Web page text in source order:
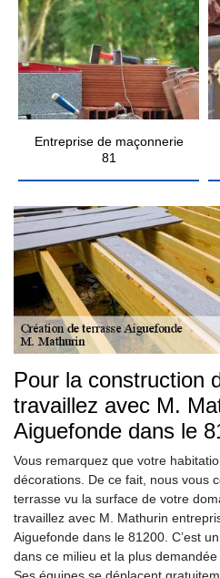
Entreprise de maçonnerie
81
Pour la construction
travaillez avec M.
Aiguefonde dans le
Vous remarquez que votre
décorations. De ce fait, nous vous
terrasse vu la surface de votre
travaillez avec M. Mathurin
Aiguefonde dans le 81200. C’est
dans ce milieu et la plus